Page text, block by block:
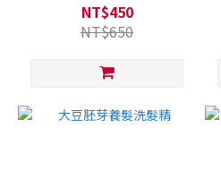
NT$450
NT$650